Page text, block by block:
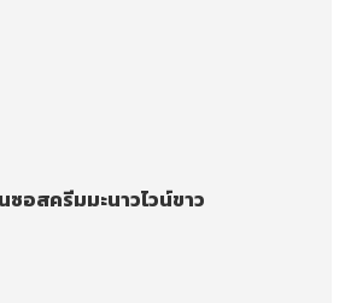
อสครีมมะนาวไวน์ขาว